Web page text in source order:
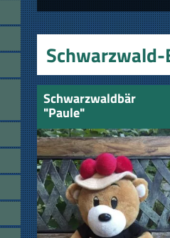
Schwarzwald-
Schwarzwaldbär
"Paule"